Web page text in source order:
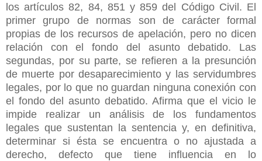
los artículos 82, 84, 851 y 859 del Código Civil. El
primer grupo de normas son de carácter formal
propias de los recursos de apelación, pero no dicen
relación con el fondo del asunto debatido. Las
segundas, por su parte, se refieren a la presunción
de muerte por desaparecimiento y las servidumbres
legales, por lo que no guardan ninguna conexión con
el fondo del asunto debatido. Afirma que el vicio le
impide realizar un análisis de los fundamentos
legales que sustentan la sentencia y, en definitiva,
determinar si ésta se encuentra o no ajustada a
derecho, defecto que tiene influencia en lo